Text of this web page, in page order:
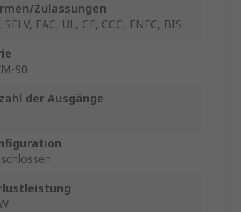
Zulassungen
SELV, EAC, UL, CE, CCC, ENEC, BIS
90
der Ausgänge